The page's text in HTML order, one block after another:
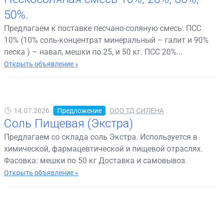
50%.
Предлагаем к поставке песчано-соляную смесь: ПСС
10% (10% соль-концентрат минеральный – галит и 90%
песка ) – навал, мешки по 25, и 50 кг. ПСС 20%...
Открыть объявление »
14.07.2026 Предложение ООО ТД СИЛЕНА
Соль Пищевая (Экстра)
Предлагаем со склада соль Экстра. Используется в
химической, фармацевтической и пищевой отраслях.
Фасовка: мешки по 50 кг Доставка и самовывоз.
Открыть объявление »